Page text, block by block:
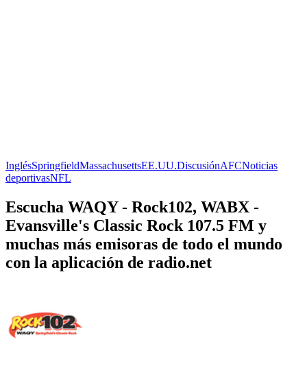
InglésSpringfieldMassachusettsEE.UU.DiscusiónAFCNoticias
deportivasNFL
Escucha WAQY - Rock102, WABX -
Evansville's Classic Rock 107.5 FM y
muchas más emisoras de todo el mundo
con la aplicación de radio.net